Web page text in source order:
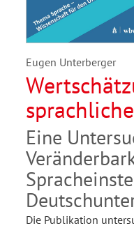
Eugen Unterberger
Eine
Die Publikation